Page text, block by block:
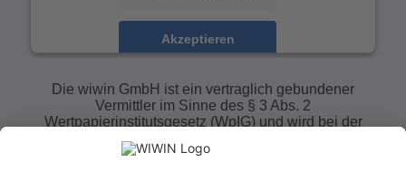
Akzeptieren
Platform
Die wiwin GmbH ist ein vertraglich gebundener
Vermittler im Sinne des § 3 Abs. 2
Wertpapierinstitutsgesetz (WpIG) und wird bei der
Vermittlung von Finanzinstrumenten (Wertpapieren,
Vermögens- und Kapitalanlagen etc.) ausschließlich